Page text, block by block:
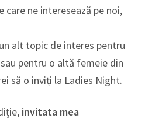
care ne interesează pe noi,
alt topic de interes pentru
pentru o altă femeie din
să o inviți la Ladies Night.
invitata mea